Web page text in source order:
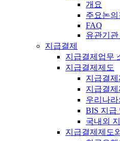
개요
주요논
FAQ
유관기관
지급결제
지급결제업무
지급결제제도
지급결
지급결
우리나
BIS 지급
국내외
지급결제제도